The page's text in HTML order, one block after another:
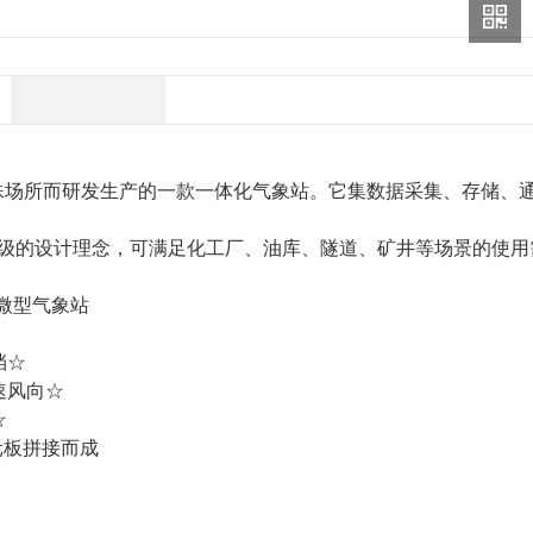
所而研发生产的一款一体化气象站。它集数据采集、存储、
的设计理念，可满足化工厂、油库、隧道、矿井等场景的使用
☆
风向☆
拼接而成